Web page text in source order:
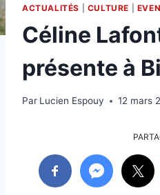
ACTUALITÉS CULTURE
Céline
présente à
Par Lucien Espouy 12 mars